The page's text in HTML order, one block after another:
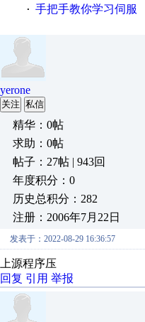
· 手把手教你学习伺服
yerone
关注 私信
精华：0帖
求助：0帖
帖子：27帖 | 943回
年度积分：0
历史总积分：282
注册：2006年7月22日
发表于：2022-08-29 16:36:57
上源程序压
回复 引用 举报